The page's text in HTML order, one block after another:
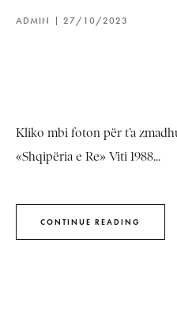
ADMIN 27/10/2023
Kliko mbi foton për t’a
«Shqipëria e Re» Viti 1988...
CONTINUE READING